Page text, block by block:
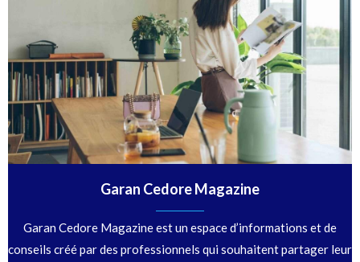
Garan Cedore Magazine
Garan Cedore Magazine est un espace d’informations et de
conseils créé par des professionnels qui souhaitent partager leur